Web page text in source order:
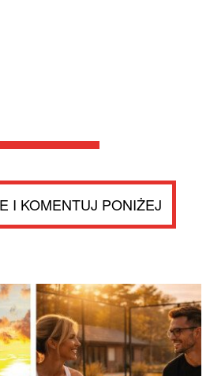
I KOMENTUJ PONIŻEJ